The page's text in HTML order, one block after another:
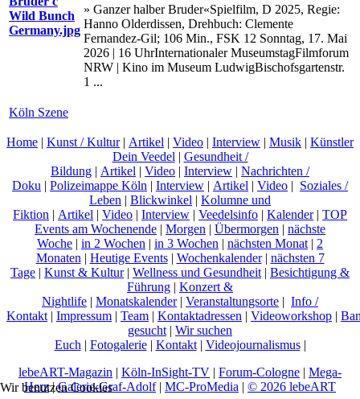
» Ganzer halber Bruder«Spielfilm, D 2025, Regie:
Hanno Olderdissen, Drehbuch: Clemente
Fernandez-Gil; 106 Min., FSK 12 Sonntag, 17. Mai
2026 | 16 UhrInternationaler MuseumstagFilmforum
NRW | Kino im Museum LudwigBischofsgartenstr.
1 ...
Köln Szene
Home | Kunst / Kultur| Artikel | Video | Interview | Musik | Künstler
Dein Veedel | Gesundheit /
Bildung | Artikel | Video | Interview | Nachrichten /
Doku | Polizeimappe Köln | Interview | Artikel | Video | Soziales /
Leben | Blickwinkel | Kolumne und
Fiktion | Artikel | Video | Interview | Veedelsinfo | Kalender| TOP
Events am Wochenende | Morgen | Übermorgen | nächste
Woche | in 2 Wochen | in 3 Wochen | nächsten Monat | 2
Monaten | Heutige Events| Wochenkalender| nächsten 7
Tage | Kunst & Kultur| Wellness und Gesundheit | Besichtigung &
Führung | Konzert &
Nightlife | Monatskalender| Veranstaltungsorte | Info /
Kontakt | Impressum | Team | Kontaktadressen | Videoworkshop |
gesucht | Wir suchen
Euch | Fotogalerie| Kontakt| Videojournalismus|
lebeART-Magazin | Köln-InSight-TV | Forum-Cologne | Mega-
Herz|Galerie-Graf-Adolf| MC-ProMedia | © 2026 lebeART
Wir benutzen Cookies